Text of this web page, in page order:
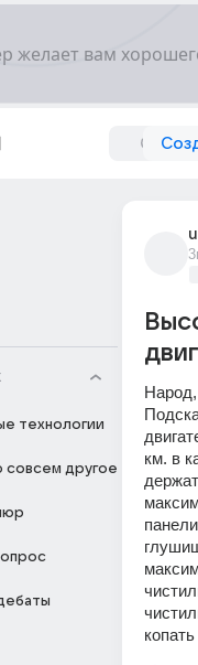
технологии
совсем другое
км. в